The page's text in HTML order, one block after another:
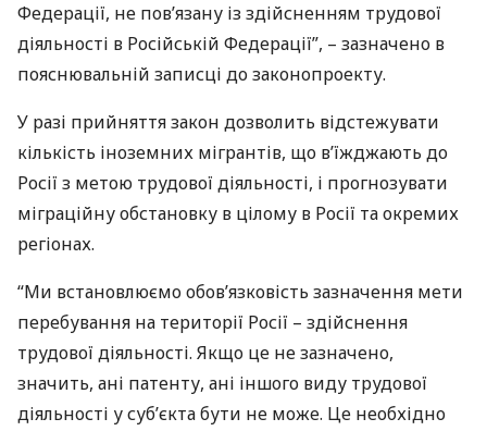
Федерації, не пов’язану із здійсненням трудової
діяльності в Російській Федерації”, – зазначено в
пояснювальній записці до законопроекту.
У разі прийняття закон дозволить відстежувати
кількість іноземних мігрантів, що в’їжджають до
Росії з метою трудової діяльності, і прогнозувати
міграційну обстановку в цілому в Росії та окремих
регіонах.
“Ми встановлюємо обов’язковість зазначення мети
перебування на території Росії – здійснення
трудової діяльності. Якщо це не зазначено,
значить, ані патенту, ані іншого виду трудової
діяльності у суб’єкта бути не може. Це необхідно